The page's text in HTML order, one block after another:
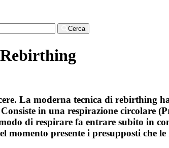
Cerca
La moderna tecnica di rebirthing
in una respirazione circolare
di respirare fa entrare subito in
momento presente i presupposti che